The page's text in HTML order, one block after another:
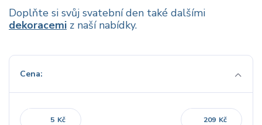
Doplňte si svůj svatební den také dalšími
dekoracemi z naší nabídky.
Cena:
Kč Kč